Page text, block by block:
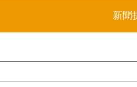
新聞